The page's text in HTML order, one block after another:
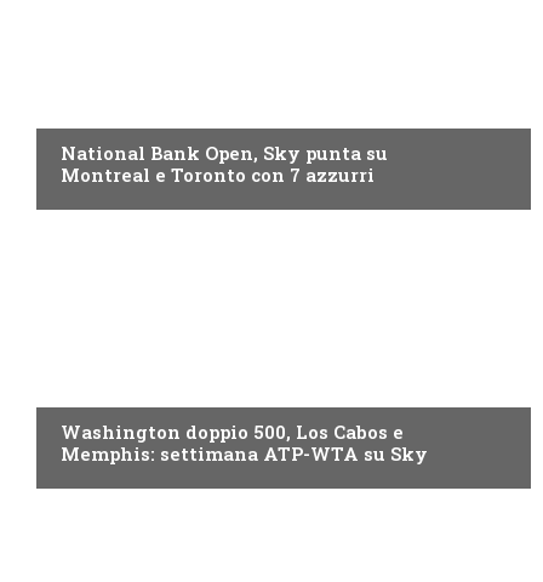
National Bank Open, Sky punta su
Montreal e Toronto con 7 azzurri
Washington doppio 500, Los Cabos e
Memphis: settimana ATP-WTA su Sky